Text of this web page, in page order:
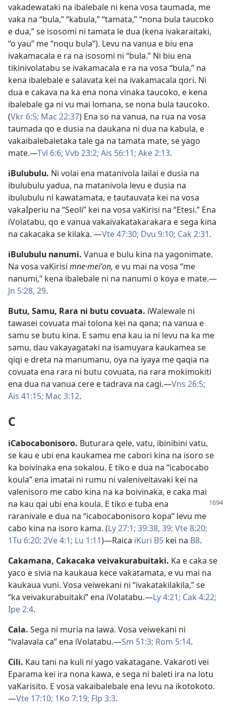
vakadewataki na ibalebale ni kena vosa taumada, me
vaka na “bula,” “kabula,” “tamata,” “nona bula taucoko
e dua,” se isosomi ni tamata le dua (kena ivakaraitaki,
“o yau” me “noqu bula”). Levu na vanua e biu ena
ivakamacala e ra na isosomi ni “bula.” Ni biu ena
tikinivolatabu se ivakamacala e ra na vosa “bula,” na
kena ibalebale e salavata kei na ivakamacala qori. Ni
dua e cakava na ka ena nona vinaka taucoko, e kena
ibalebale ga ni vu mai lomana, se nona bula taucoko.
(Vkr 6:5; Mac 22:37) Ena so na vanua, na rua na vosa
taumada qo e dusia na daukana ni dua na kabula, e
vakaibalebaletaka tale ga na tamata mate, se yago
mate.​—Tvl 6:6; Vvb 23:2; Ais 56:11; Ake 2:13.
iBulubulu. Ni volai ena matanivola lailai e dusia na
ibulubulu yadua, na matanivola levu e dusia na
ibulubulu ni kawatamata, e tautauvata kei na vosa
vakaIperiu na “Seoli” kei na vosa vaKirisi na “Etesi.” Ena
iVolatabu, qo e vanua vakaivakatakarakara e sega kina
na cakacaka se kilaka. ​—Vte 47:30; Dvu 9:10; Cak 2:31.
iBulubulu nanumi. Vanua e bulu kina na yagonimate.
Na vosa vaKirisi mne·meiʹon, e vu mai na vosa “me
nanumi,” kena ibalebale ni na nanumi o koya e mate.​—
Jn 5:28, 29.
Butu, Samu, Rara ni butu covuata. iWalewale ni
tawasei covuata mai tolona kei na qana; na vanua e
samu se butu kina. E samu ena kau ia ni levu na ka me
samu, dau vakayagataki na isamuyara kaukamea se
qiqi e dreta na manumanu, oya na iyaya me qaqia na
covuata ena rara ni butu covuata, na rara mokimokiti
ena dua na vanua cere e tadrava na cagi.​—Vns 26:5;
Ais 41:15; Mac 3:12.
C
iCabocabonisoro. Buturara qele, vatu, ibinibini vatu,
se kau e ubi ena kaukamea me cabori kina na isoro se
ka boivinaka ena sokalou. E tiko e dua na “icabocabo
koula” ena imatai ni rumu ni valeniveitavaki kei na
valenisoro me cabo kina na ka boivinaka, e caka mai
na kau qai ubi ena koula. E tiko etuba ena
raranivale e dua na “icabocabonisoro kopa” levu me
cabo kina na isoro kama. (Ly 27:1; 39:38, 39; Vte 8:20;
1Tu 6:20; 2Ve 4:1; Lu 1:11)​—Raica iKuri B5 kei na B8.
Cakamana, Cakacaka veivakurabuitaki. Ka e caka se
yaco e sivia na kaukaua kece vakatamata, e vu mai na
kaukaua vuni. Vosa veiwekani ni “ivakatakilakila,” se
“ka veivakurabuitaki” ena iVolatabu.​—Ly 4:21; Cak 4:22;
Ipe 2:4.
Cala. Sega ni muria na lawa. Vosa veiwekani ni
“ivalavala ca” ena iVolatabu.​—Sm 51:3; Rom 5:14.
Cili. Kau tani na kuli ni yago vakatagane. Vakaroti vei
Eparama kei ira nona kawa, e sega ni baleti ira na lotu
vaKarisito. E vosa vakaibalebale ena levu na ikotokoto.​
—Vte 17:10; 1Ko 7:19; Flp 3:3.